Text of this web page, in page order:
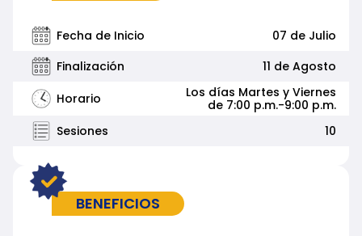
Fecha de Inicio
07 de Julio
Finalización
11 de Agosto
Horario
Los días Martes y Viernes
de 7:00 p.m.-9:00 p.m.
Sesiones
10
BENEFICIOS